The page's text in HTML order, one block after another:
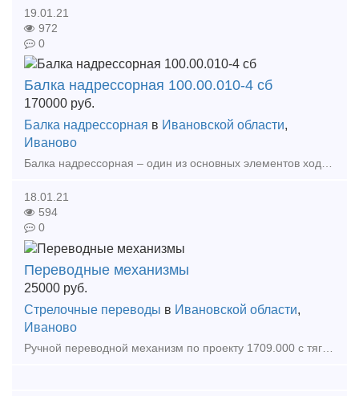
19.01.21
972
0
Балка надрессорная 100.00.010-4 сб
170000 руб.
Балка надрессорная в Ивановской области,
Иваново
Балка надрессорная – один из основных элементов ходовой части грузовых вагонов. Балка соединяет между собой боковые рамы двухосной тележки и служит опорой для кузова вагона. Во времена СС
18.01.21
594
0
Переводные механизмы
25000 руб.
Стрелочные переводы в Ивановской области,
Иваново
Ручной переводной механизм по проекту 1709.000 с тягой используется для ручного перевода стрелочных остряков из одного положения в другое. В данное время этот механизм активно используе